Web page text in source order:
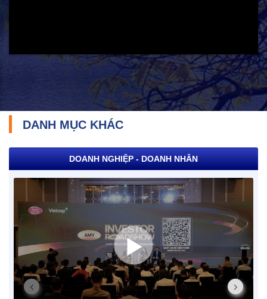
Doanh nghiệp - Doanh nhân
Mô hình tiêu biểu
DANH MỤC KHÁC
DOANH NGHIỆP - DOANH NHÂN